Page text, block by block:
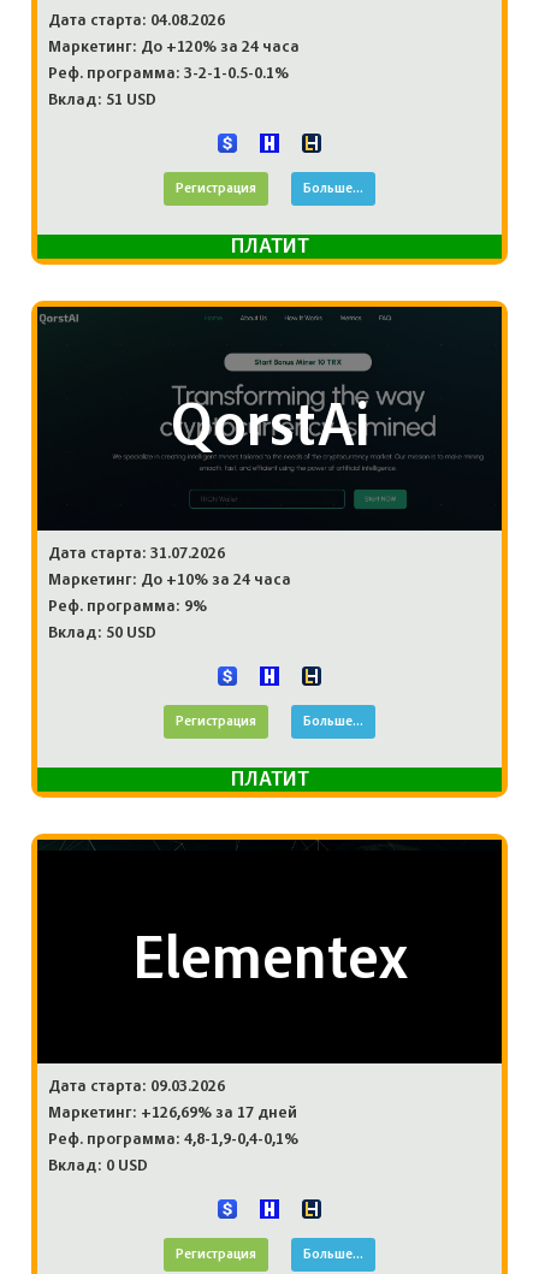
Дата старта: 04.08.2026
Маркетинг: До +120% за 24 часа
Реф. программа: 3-2-1-0.5-0.1%
Вклад: 51 USD
Регистрация Больше...
ПЛАТИТ
QorstAi
Дата старта: 31.07.2026
Маркетинг: До +10% за 24 часа
Реф. программа: 9%
Вклад: 50 USD
Регистрация Больше...
ПЛАТИТ
Elementex
Дата старта: 09.03.2026
Маркетинг: +126,69% за 17 дней
Реф. программа: 4,8-1,9-0,4-0,1%
Вклад: 0 USD
Регистрация Больше...